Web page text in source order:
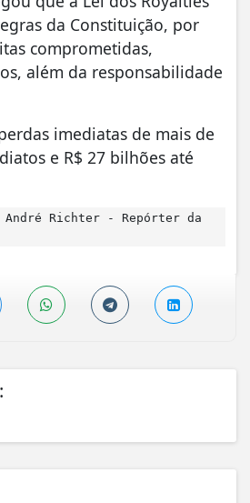
da Constituição, por
comprometidas,
além da responsabilidade
imediatas de mais de
e R$ 27 bilhões até
André Richter - Repórter da